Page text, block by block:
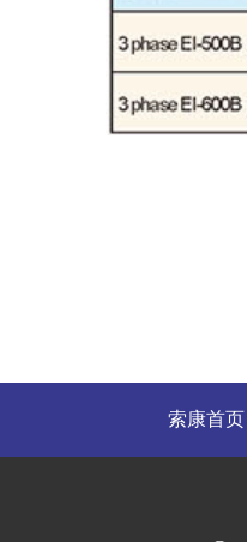
索康首页